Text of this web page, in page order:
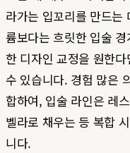
라가는 입꼬리를 만드는
륨보다는 흐릿한 입술
한 디자인 교정을 원한
수 있습니다. 경험 많은
합하여, 입술 라인은 레
벨라로 채우는 등 복합
니다.